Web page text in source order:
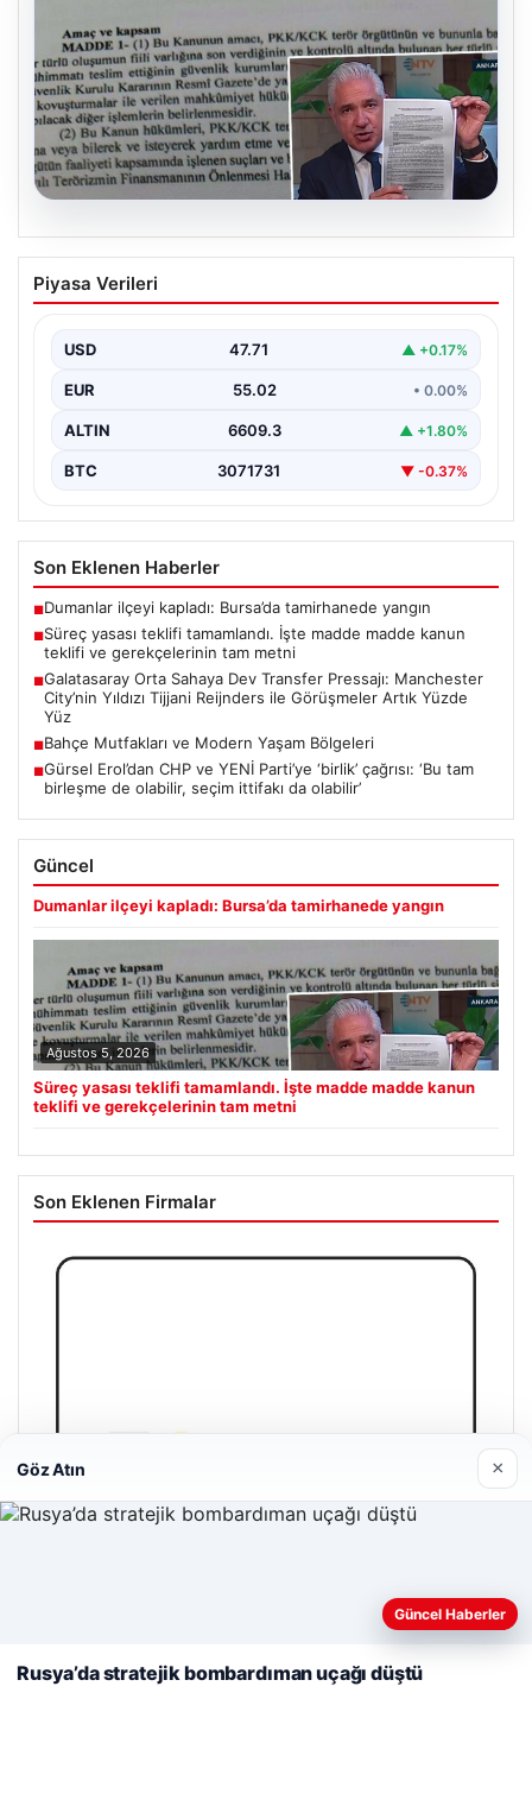
05.08.2026
Süreç yasası teklifi tamamlandı. İşte
madde madde kanun teklifi ve
Piyasa Verileri
USD 47.71 ▲ +0.17%
EUR 55.02 • 0.00%
ALTIN 6609.3 ▲ +1.80%
BTC 3071731 ▼ -0.37%
Son Eklenen Haberler
■Dumanlar ilçeyi kapladı: Bursa’da tamirhanede yangın
■Süreç yasası teklifi tamamlandı. İşte madde madde kanun
teklifi ve gerekçelerinin tam metni
■Galatasaray Orta Sahaya Dev Transfer Pressajı: Manchester
City’nin Yıldızı Tijjani Reijnders ile Görüşmeler Artık Yüzde
Yüz
■Bahçe Mutfakları ve Modern Yaşam Bölgeleri
■Gürsel Erol’dan CHP ve YENİ Parti’ye ‘birlik’ çağrısı: ‘Bu tam
birleşme de olabilir, seçim ittifakı da olabilir’
Güncel
Dumanlar ilçeyi kapladı: Bursa’da tamirhanede yangın
Ağustos 5, 2026
Süreç yasası teklifi tamamlandı. İşte madde madde kanun
teklifi ve gerekçelerinin tam metni
Son Eklenen Firmalar
deneyiminizi kişiselleştirmek ve geliştirmek amacıyla çerezler
Reddet Kabul Et
Göz Atın ×
Güncel Haberler
Rusya’da stratejik bombardıman uçağı düştü